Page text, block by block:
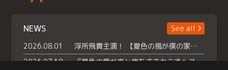
NEWS
See all
2026.08.01
浮所飛貴主演！ 【夏色の風が僕の家にやってきた】 本日よりテラサで独占配信スタート！
2026.07.18
『夏色の雲が恋と嵐をまきおこす』スペシャルメイキング 【Part1】2026年７月18日（土）23時30分～配信スタート！話題のシーンの裏側を大公開！豪華キャスト大集合！ 『武宮家 真夏の家族会議』開催！